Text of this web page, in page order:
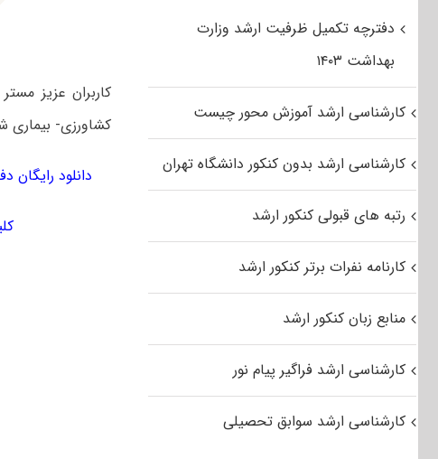
کشاورزی- بیماری
دانلود رایگان دفترچه
دفترچه تکمیل ظرفیت ارشد وزارت
بهداشت ۱۴۰۳
کارشناسی ارشد آموزش محور چیست
کارشناسی ارشد بدون کنکور دانشگاه تهران
رتبه های قبولی کنکور ارشد
کارنامه نفرات برتر کنکور ارشد
منابع زبان کنکور ارشد
کارشناسی ارشد فراگیر پیام نور
کارشناسی ارشد سوابق تحصیلی